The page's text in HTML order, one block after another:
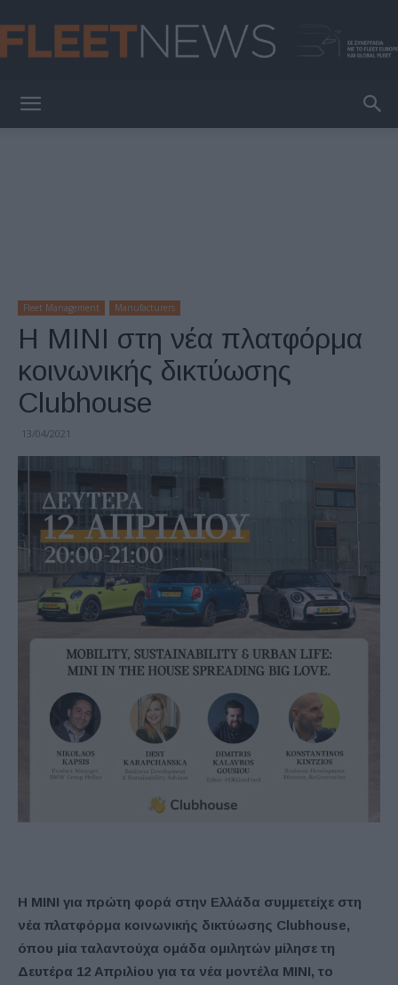
Fleet Management Manufacturers
Η ΜΙΝΙ στη νέα πλατφόρμα
κοινωνικής δικτύωσης
Clubhouse
13/04/2021
Η ΜΙΝΙ για πρώτη φορά στην Ελλάδα συμμετείχε στη
νέα πλατφόρμα κοινωνικής δικτύωσης Clubhouse,
όπου μία ταλαντούχα ομάδα ομιλητών μίλησε τη
Δευτέρα 12 Απριλίου για τα νέα μοντέλα ΜΙΝΙ, το